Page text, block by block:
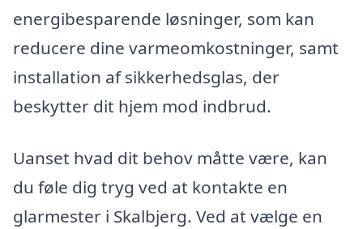
energibesparende løsninger, som kan
reducere dine varmeomkostninger, samt
installation af sikkerhedsglas, der
beskytter dit hjem mod indbrud.
Uanset hvad dit behov måtte være, kan
du føle dig tryg ved at kontakte en
glarmester i Skalbjerg. Ved at vælge en